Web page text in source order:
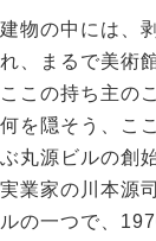
建物の中には、
れ、まるで美術
ここの持ち主の
何を隠そう、こ
ぶ丸源ビルの創
実業家の川本源
ルの一つで、